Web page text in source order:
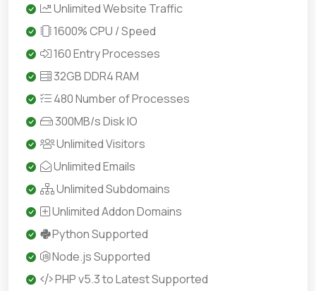
Unlimited Website Traffic
1600% CPU / Speed
160 Entry Processes
32GB DDR4 RAM
480 Number of Processes
300MB/s Disk IO
Unlimited Visitors
Unlimited Emails
Unlimited Subdomains
Unlimited Addon Domains
Python Supported
Node.js Supported
PHP v5.3 to Latest Supported